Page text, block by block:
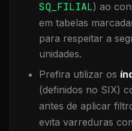
SQ_FILIAL) ao
em tabelas
para respeitar a
unidades.
Prefira utilizar os
(definidos no SIX)
antes de aplicar
evita varreduras